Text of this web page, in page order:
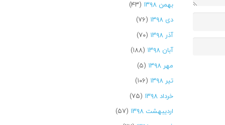
بهمن ۱۳۹۸
(۴۳)
دی ۱۳۹۸
(۷۶)
آذر ۱۳۹۸
(۷۰)
آبان ۱۳۹۸
(۱۸۸)
مهر ۱۳۹۸
(۵)
تیر ۱۳۹۸
(۱۰۶)
خرداد ۱۳۹۸
(۷۵)
اردیبهشت ۱۳۹۸
(۵۷)